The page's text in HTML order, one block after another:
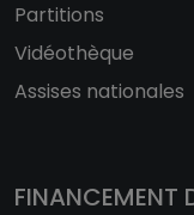
Partitions
Vidéothèque
Assises nationales
FINANCEMENT